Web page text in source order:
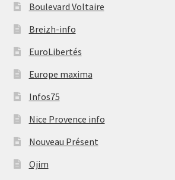
Boulevard Voltaire
Breizh-info
EuroLibertés
Europe maxima
Infos75
Nice Provence info
Nouveau Présent
Ojim